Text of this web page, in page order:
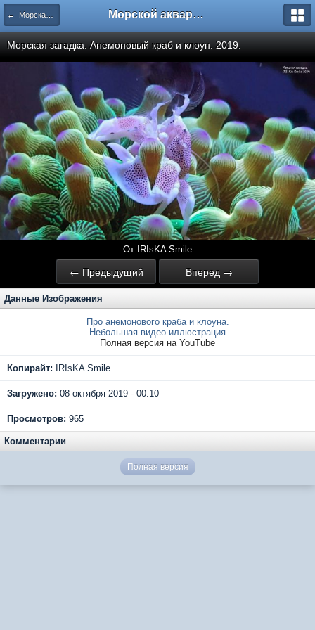
← Морская загадка. 80 литров в Балашихе Морской аквариум. Форумы ReefCentral.ru
Морская загадка. Анемоновый краб и клоун. 2019.
От IRIsKA Smile
← Предыдущий Вперед →
Данные Изображения
Про анемонового краба и клоуна.
Небольшая видео иллюстрация
Полная версия на YouTube
Копирайт: IRIsKA Smile
Загружено: 08 октября 2019 - 00:10
Просмотров: 965
Комментарии
Полная версия